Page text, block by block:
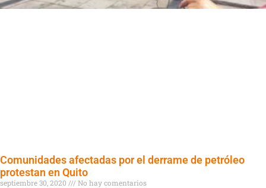
Comunidades afectadas por el derrame de petróleo
protestan en Quito
septiembre 30, 2020
No hay comentarios